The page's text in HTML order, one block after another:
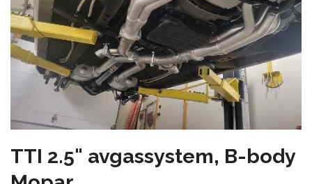
TTI 2.5" avgassystem, B-body